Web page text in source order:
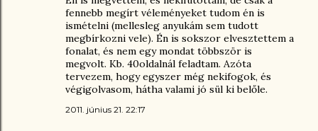
fennebb megírt véleményeket tudom én is
ismételni (mellesleg anyukám sem tudott
megbírkozni vele). Én is sokszor elvesztettem a
fonalat, és nem egy mondat többször is
megvolt. Kb. 40oldalnál feladtam. Azóta
tervezem, hogy egyszer még nekifogok, és
végigolvasom, hátha valami jó sül ki belőle.
2011. június 21. 22:17